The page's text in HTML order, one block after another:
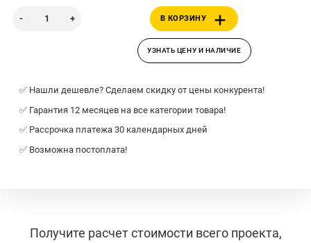
В КОРЗИНУ
УЗНАТЬ ЦЕНУ И НАЛИЧИЕ
✅ Нашли дешевле? Сделаем скидку от цены конкурента!
✅ Гарантия 12 месяцев на все категории товара!
✅ Рассрочка платежа 30 календарных дней
✅ Возможна постоплата!
Получите расчет стоимости всего проекта,